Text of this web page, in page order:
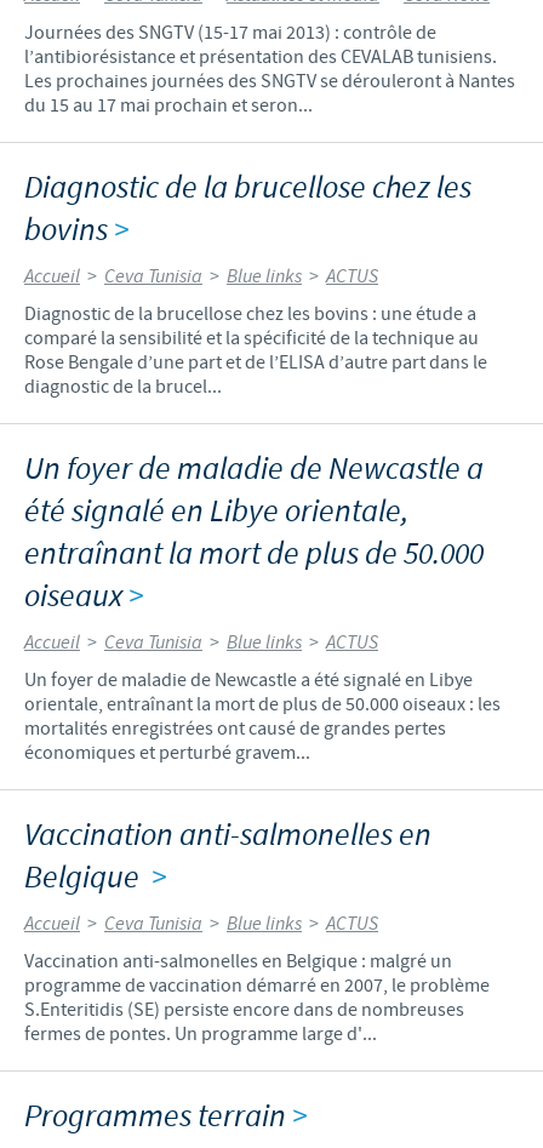
Journées des SNGTV (15-17 mai 2013) : contrôle de
l’antibiorésistance et présentation des CEVALAB tunisiens.
Les prochaines journées des SNGTV se dérouleront à Nantes
du 15 au 17 mai prochain et seron...
Diagnostic de la brucellose chez les
bovins>
Accueil > Ceva Tunisia > Blue links > ACTUS
Diagnostic de la brucellose chez les bovins : une étude a
comparé la sensibilité et la spécificité de la technique au
Rose Bengale d’une part et de l’ELISA d’autre part dans le
diagnostic de la brucel...
Un foyer de maladie de Newcastle a
été signalé en Libye orientale,
entraînant la mort de plus de 50.000
oiseaux>
Accueil > Ceva Tunisia > Blue links > ACTUS
Un foyer de maladie de Newcastle a été signalé en Libye
orientale, entraînant la mort de plus de 50.000 oiseaux : les
mortalités enregistrées ont causé de grandes pertes
économiques et perturbé gravem...
Vaccination anti-salmonelles en
Belgique >
Accueil > Ceva Tunisia > Blue links > ACTUS
Vaccination anti-salmonelles en Belgique : malgré un
programme de vaccination démarré en 2007, le problème
S.Enteritidis (SE) persiste encore dans de nombreuses
fermes de pontes. Un programme large d'...
Programmes terrain >